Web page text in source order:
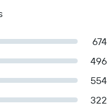
674
496
554
322